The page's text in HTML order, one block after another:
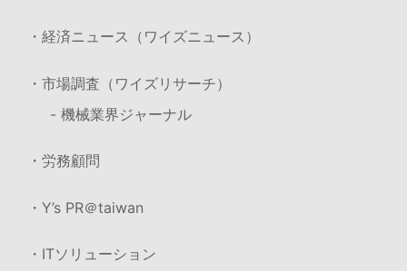
・経済ニュース（ワイズニュース）
・市場調査（ワイズリサーチ）
- 機械業界ジャーナル
・労務顧問
・Y’s PR＠taiwan
・ITソリューション